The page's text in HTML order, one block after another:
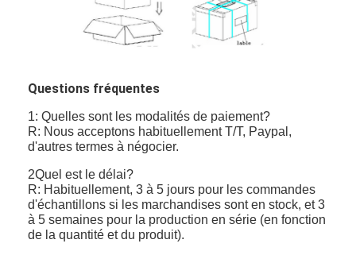
Questions fréquentes
1: Quelles sont les modalités de paiement?
R: Nous acceptons habituellement T/T, Paypal,
d'autres termes à négocier.
2Quel est le délai?
R: Habituellement, 3 à 5 jours pour les commandes
d'échantillons si les marchandises sont en stock, et 3
à 5 semaines pour la production en série (en fonction
de la quantité et du produit).